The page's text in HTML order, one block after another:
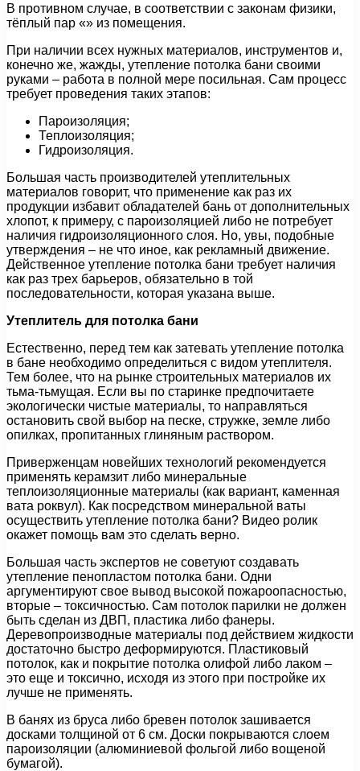
В противном случае, в соответствии с законам физики,
тёплый пар «» из помещения.
При наличии всех нужных материалов, инструментов и,
конечно же, жажды, утепление потолка бани своими
руками – работа в полной мере посильная. Сам процесс
требует проведения таких этапов:
Пароизоляция;
Теплоизоляция;
Гидроизоляция.
Большая часть производителей утеплительных
материалов говорит, что применение как раз их
продукции избавит обладателей бань от дополнительных
хлопот, к примеру, с пароизоляцией либо не потребует
наличия гидроизоляционного слоя. Но, увы, подобные
утверждения – не что иное, как рекламный движение.
Действенное утепление потолка бани требует наличия
как раз трех барьеров, обязательно в той
последовательности, которая указана выше.
Утеплитель для потолка бани
Естественно, перед тем как затевать утепление потолка
в бане необходимо определиться с видом утеплителя.
Тем более, что на рынке строительных материалов их
тьма-тьмущая. Если вы по старинке предпочитаете
экологически чистые материалы, то направляться
остановить свой выбор на песке, стружке, земле либо
опилках, пропитанных глиняным раствором.
Приверженцам новейших технологий рекомендуется
применять керамзит либо минеральные
теплоизоляционные материалы (как вариант, каменная
вата роквул). Как посредством минеральной ваты
осуществить утепление потолка бани? Видео ролик
окажет помощь вам это сделать верно.
Большая часть экспертов не советуют создавать
утепление пенопластом потолка бани. Одни
аргументируют свое вывод высокой пожароопасностью,
вторые – токсичностью. Сам потолок парилки не должен
быть сделан из ДВП, пластика либо фанеры.
Деревопроизводные материалы под действием жидкости
достаточно быстро деформируются. Пластиковый
потолок, как и покрытие потолка олифой либо лаком –
это еще и токсично, исходя из этого при постройке их
лучше не применять.
В банях из бруса либо бревен потолок зашивается
досками толщиной от 6 см. Доски покрываются слоем
пароизоляции (алюминиевой фольгой либо вощеной
бумагой).